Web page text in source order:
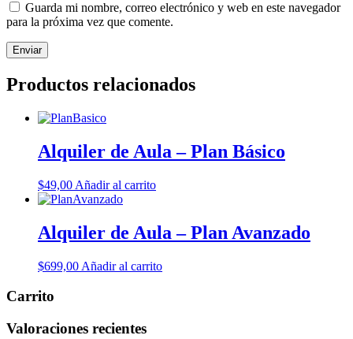
Guarda mi nombre, correo electrónico y web en este navegador
para la próxima vez que comente.
Productos relacionados
Alquiler de Aula – Plan Básico
$49,00 Añadir al carrito
Alquiler de Aula – Plan Avanzado
$699,00 Añadir al carrito
Carrito
Valoraciones recientes